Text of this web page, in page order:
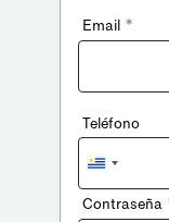
Email *
Teléfono
Uruguay
+598
Contraseña